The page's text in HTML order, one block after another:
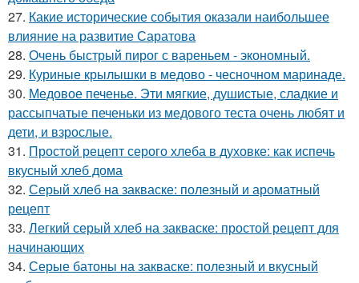
27. Какие исторические события оказали наибольшее
влияние на развитие Саратова
28. Очень быстрый пирог с вареньем - экономный.
29. Куриные крылышки в медово - чесночном маринаде.
30. Медовое печенье. Эти мягкие, душистые, сладкие и
рассыпчатые печеньки из медового теста очень любят и
дети, и взрослые.
31. Простой рецепт серого хлеба в духовке: как испечь
вкусный хлеб дома
32. Серый хлеб на закваске: полезный и ароматный
рецепт
33. Легкий серый хлеб на закваске: простой рецепт для
начинающих
34. Серые батоны на закваске: полезный и вкусный